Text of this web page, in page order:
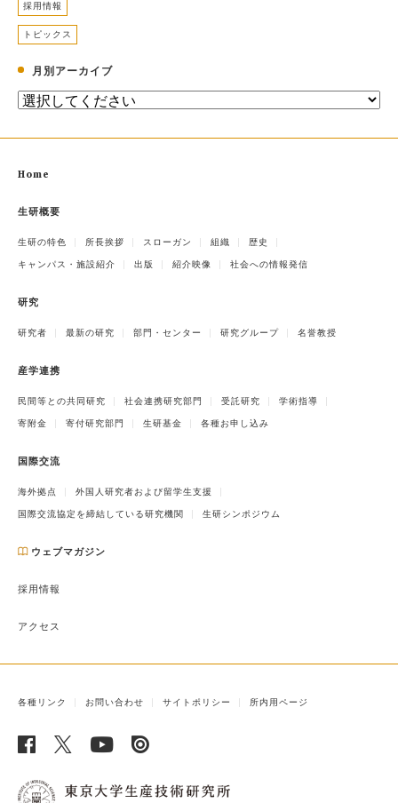
採用情報
トピックス
月別アーカイブ
Home
生研概要
生研の特色 所長挨拶 スローガン 組織 歴史
キャンパス・施設紹介 出版 紹介映像 社会への情報発信
研究
研究者 最新の研究 部門・センター 研究グループ 名誉教授
産学連携
民間等との共同研究 社会連携研究部門 受託研究 学術指導
寄附金 寄付研究部門 生研基金 各種お申し込み
国際交流
海外拠点 外国人研究者および留学生支援
国際交流協定を締結している研究機関 生研シンポジウム
ウェブマガジン
採用情報
アクセス
各種リンク お問い合わせ サイトポリシー 所内用ページ